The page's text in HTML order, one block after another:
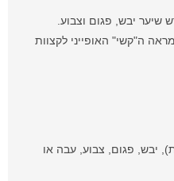
שיער יבש, פגום וצבוע.
ה"קשי" האופייני לקצוות
יבש, פגום, צבוע, עבה או